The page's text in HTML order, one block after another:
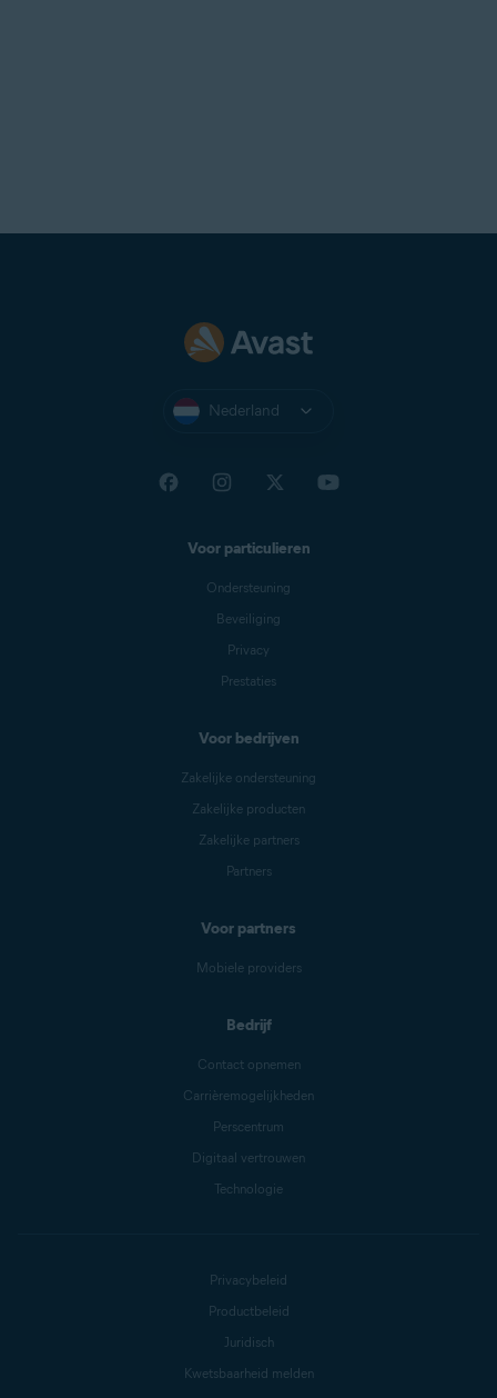
Nederland
Voor particulieren
Ondersteuning
Beveiliging
Privacy
Prestaties
Voor bedrijven
Zakelijke ondersteuning
Zakelijke producten
Zakelijke partners
Partners
Voor partners
Mobiele providers
Bedrijf
Contact opnemen
Carrièremogelijkheden
Perscentrum
Digitaal vertrouwen
Technologie
Privacybeleid
Productbeleid
Juridisch
Kwetsbaarheid melden